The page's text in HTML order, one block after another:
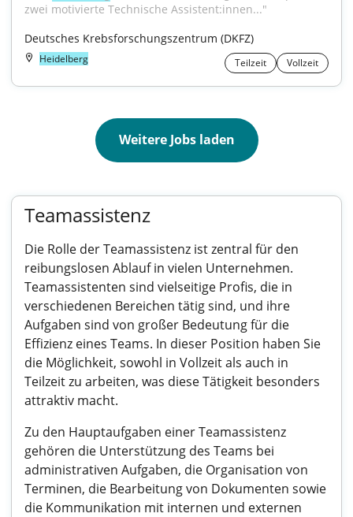
zwei motivierte Technische Assistent:innen..."
Deutsches Krebsforschungszentrum (DKFZ)
Heidelberg Teilzeit Vollzeit
Weitere Jobs laden
Teamassistenz
Die Rolle der Teamassistenz ist zentral für den
reibungslosen Ablauf in vielen Unternehmen.
Teamassistenten sind vielseitige Profis, die in
verschiedenen Bereichen tätig sind, und ihre
Aufgaben sind von großer Bedeutung für die
Effizienz eines Teams. In dieser Position haben Sie
die Möglichkeit, sowohl in Vollzeit als auch in
Teilzeit zu arbeiten, was diese Tätigkeit besonders
attraktiv macht.
Zu den Hauptaufgaben einer Teamassistenz
gehören die Unterstützung des Teams bei
administrativen Aufgaben, die Organisation von
Terminen, die Bearbeitung von Dokumenten sowie
die Kommunikation mit internen und externen